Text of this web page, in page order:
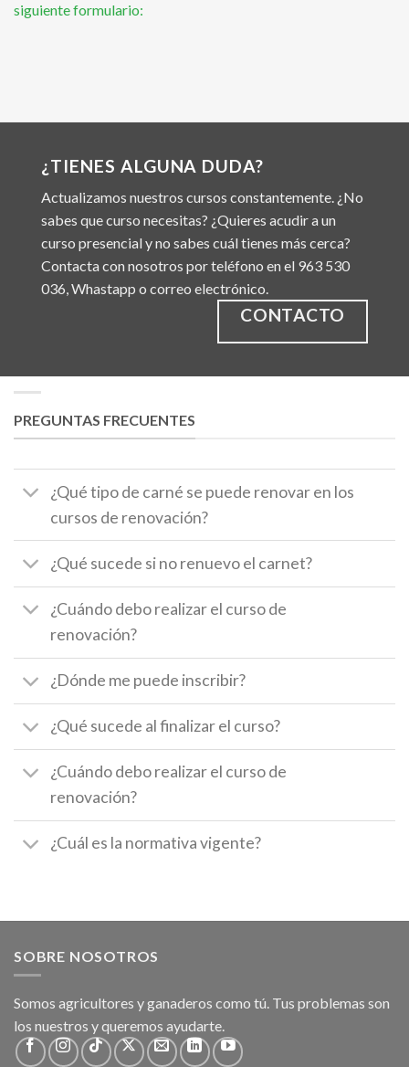
siguiente formulario:
¿TIENES ALGUNA DUDA?
Actualizamos nuestros cursos constantemente. ¿No
sabes que curso necesitas? ¿Quieres acudir a un
curso presencial y no sabes cuál tienes más cerca?
Contacta con nosotros por teléfono en el 963 530
036, Whastapp o correo electrónico.
CONTACTO
PREGUNTAS FRECUENTES
¿Qué tipo de carné se puede renovar en los
cursos de renovación?
¿Qué sucede si no renuevo el carnet?
¿Cuándo debo realizar el curso de
renovación?
¿Dónde me puede inscribir?
¿Qué sucede al finalizar el curso?
¿Cuándo debo realizar el curso de
renovación?
¿Cuál es la normativa vigente?
SOBRE NOSOTROS
Somos agricultores y ganaderos como tú. Tus problemas son
los nuestros y queremos ayudarte.